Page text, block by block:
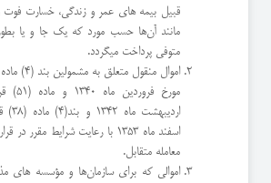
قبیل بیمه های عمر و زندگی، خسارت
مانند آن‌ها حسب مورد که یک جا و یا
متوفی پرداخت میگردد.
مورخ
اسفند ماه 1353 با رعایت شرایط مقرر
معامله متقابل.